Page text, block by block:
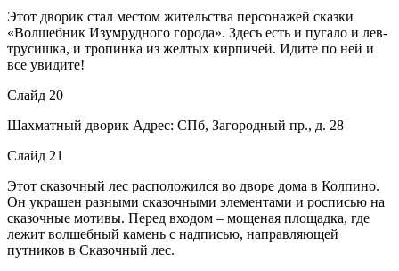
Этот дворик стал местом жительства персонажей сказки
«Волшебник Изумрудного города». Здесь есть и пугало и лев-
трусишка, и тропинка из желтых кирпичей. Идите по ней и
все увидите!
Слайд 20
Шахматный дворик Адрес: СПб, Загородный пр., д. 28
Слайд 21
Этот сказочный лес расположился во дворе дома в Колпино.
Он украшен разными сказочными элементами и росписью на
сказочные мотивы. Перед входом – мощеная площадка, где
лежит волшебный камень с надписью, направляющей
путников в Сказочный лес.